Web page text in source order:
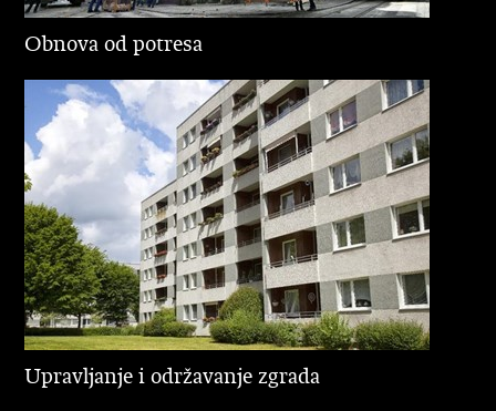
Obnova od potresa
Upravljanje i održavanje zgrada